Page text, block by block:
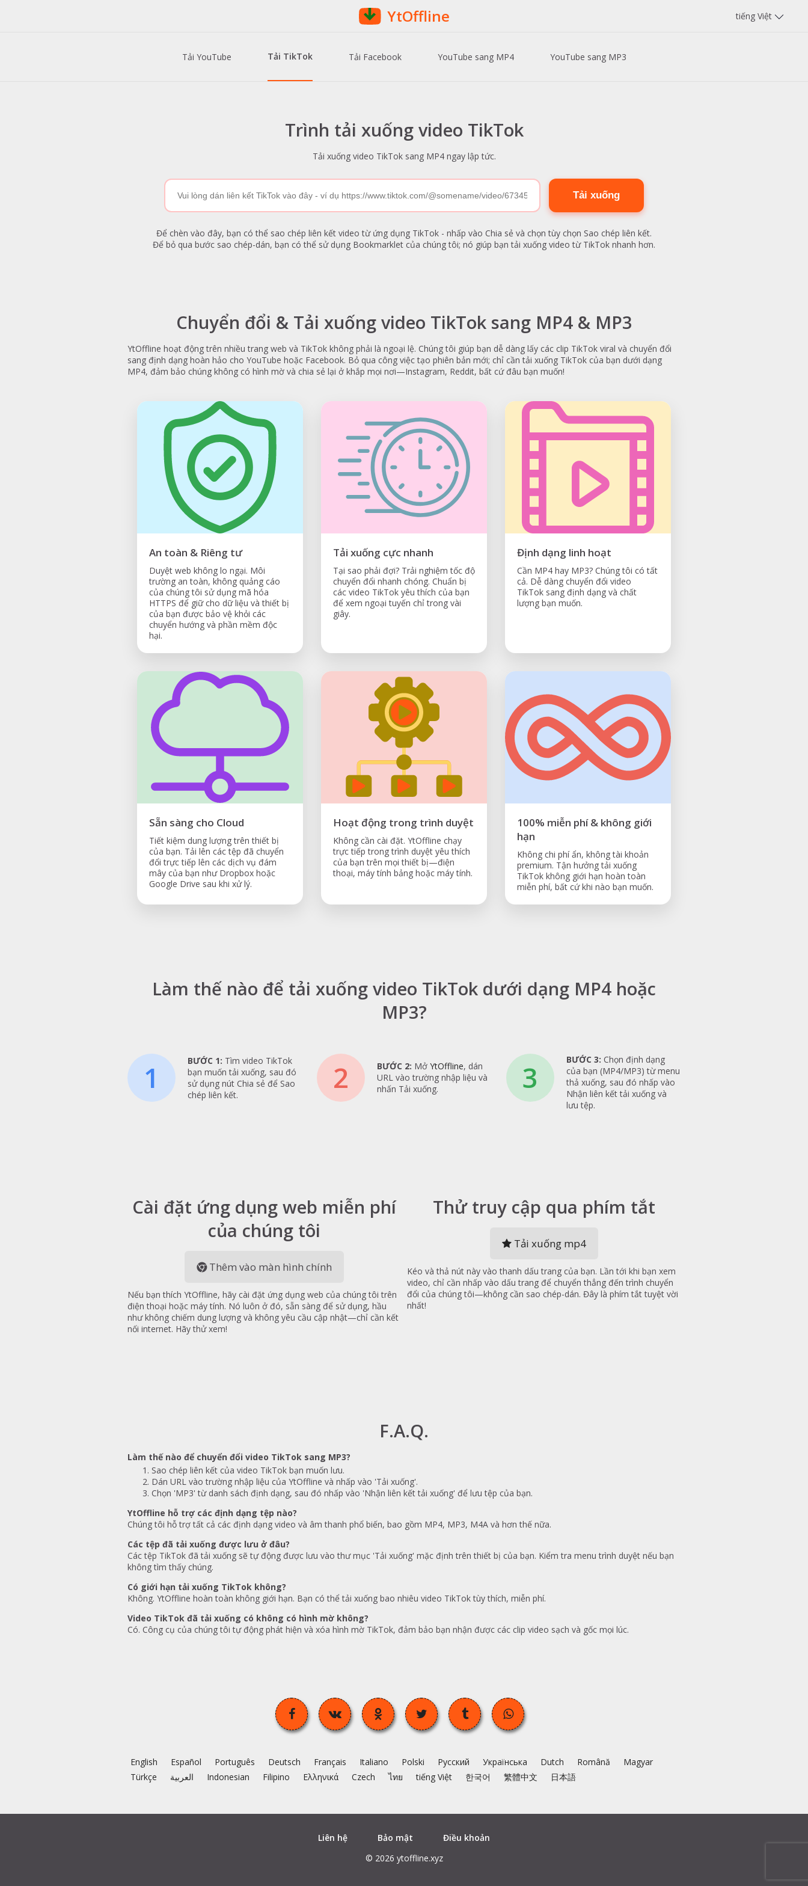
YtOffline tiếng Việt
Tải YouTube Tải TikTok Tải Facebook YouTube sang MP4 YouTube sang MP3
Trình tải xuống video TikTok
Tải xuống video TikTok sang MP4 ngay lập tức.
Tải xuống
Để chèn vào đây, bạn có thể sao chép liên kết video từ ứng dụng TikTok - nhấp vào Chia sẻ và chọn tùy chọn Sao chép liên kết.
Để bỏ qua bước sao chép-dán, bạn có thể sử dụng Bookmarklet của chúng tôi; nó giúp bạn tải xuống video từ TikTok nhanh hơn.
Chuyển đổi & Tải xuống video TikTok sang MP4 & MP3
YtOffline hoạt động trên nhiều trang web và TikTok không phải là ngoại lệ. Chúng tôi giúp bạn dễ dàng lấy các clip TikTok viral và chuyển đổi
sang định dạng hoàn hảo cho YouTube hoặc Facebook. Bỏ qua công việc tạo phiên bản mới; chỉ cần tải xuống TikTok của bạn dưới dạng
MP4, đảm bảo chúng không có hình mờ và chia sẻ lại ở khắp mọi nơi—Instagram, Reddit, bất cứ đâu bạn muốn!
An toàn & Riêng tư
Duyệt web không lo ngại. Môi
trường an toàn, không quảng cáo
của chúng tôi sử dụng mã hóa
HTTPS để giữ cho dữ liệu và thiết bị
của bạn được bảo vệ khỏi các
chuyển hướng và phần mềm độc
hại.
Tải xuống cực nhanh
Tại sao phải đợi? Trải nghiệm tốc độ
chuyển đổi nhanh chóng. Chuẩn bị
các video TikTok yêu thích của bạn
để xem ngoại tuyến chỉ trong vài
giây.
Định dạng linh hoạt
Cần MP4 hay MP3? Chúng tôi có tất
cả. Dễ dàng chuyển đổi video
TikTok sang định dạng và chất
lượng bạn muốn.
Sẵn sàng cho Cloud
Tiết kiệm dung lượng trên thiết bị
của bạn. Tải lên các tệp đã chuyển
đổi trực tiếp lên các dịch vụ đám
mây của bạn như Dropbox hoặc
Google Drive sau khi xử lý.
Hoạt động trong trình duyệt
Không cần cài đặt. YtOffline chạy
trực tiếp trong trình duyệt yêu thích
của bạn trên mọi thiết bị—điện
thoại, máy tính bảng hoặc máy tính.
100% miễn phí & không giới
hạn
Không chi phí ẩn, không tài khoản
premium. Tận hưởng tải xuống
TikTok không giới hạn hoàn toàn
miễn phí, bất cứ khi nào bạn muốn.
Làm thế nào để tải xuống video TikTok dưới dạng MP4 hoặc
MP3?
1 BƯỚC 1: Tìm video TikTok
bạn muốn tải xuống, sau đó
sử dụng nút Chia sẻ để Sao
chép liên kết.
2 BƯỚC 2: Mở YtOffline, dán
URL vào trường nhập liệu và
nhấn Tải xuống.
3 BƯỚC 3: Chọn định dạng
của bạn (MP4/MP3) từ menu
thả xuống, sau đó nhấp vào
Nhận liên kết tải xuống và
lưu tệp.
Cài đặt ứng dụng web miễn phí
của chúng tôi
Thêm vào màn hình chính
Nếu bạn thích YtOffline, hãy cài đặt ứng dụng web của chúng tôi trên
điện thoại hoặc máy tính. Nó luôn ở đó, sẵn sàng để sử dụng, hầu
như không chiếm dung lượng và không yêu cầu cập nhật—chỉ cần kết
nối internet. Hãy thử xem!
Thử truy cập qua phím tắt
Tải xuống mp4
Kéo và thả nút này vào thanh dấu trang của bạn. Lần tới khi bạn xem
video, chỉ cần nhấp vào dấu trang để chuyển thẳng đến trình chuyển
đổi của chúng tôi—không cần sao chép-dán. Đây là phím tắt tuyệt vời
nhất!
F.A.Q.
Làm thế nào để chuyển đổi video TikTok sang MP3?
Sao chép liên kết của video TikTok bạn muốn lưu.
Dán URL vào trường nhập liệu của YtOffline và nhấp vào 'Tải xuống'.
Chọn 'MP3' từ danh sách định dạng, sau đó nhấp vào 'Nhận liên kết tải xuống' để lưu tệp của bạn.
YtOffline hỗ trợ các định dạng tệp nào?
Chúng tôi hỗ trợ tất cả các định dạng video và âm thanh phổ biến, bao gồm MP4, MP3, M4A và hơn thế nữa.
Các tệp đã tải xuống được lưu ở đâu?
Các tệp TikTok đã tải xuống sẽ tự động được lưu vào thư mục 'Tải xuống' mặc định trên thiết bị của bạn. Kiểm tra menu trình duyệt nếu bạn
không tìm thấy chúng.
Có giới hạn tải xuống TikTok không?
Không. YtOffline hoàn toàn không giới hạn. Bạn có thể tải xuống bao nhiêu video TikTok tùy thích, miễn phí.
Video TikTok đã tải xuống có không có hình mờ không?
Có. Công cụ của chúng tôi tự động phát hiện và xóa hình mờ TikTok, đảm bảo bạn nhận được các clip video sạch và gốc mọi lúc.
English Español Português Deutsch Français Italiano Polski Русский Українська Dutch Română
Magyar
Türkçe
العربية Indonesian Filipino Ελληνικά Czech ไทย tiếng Việt 한국어 繁體中文 日本語
Liên hệ Bảo mật
Điều khoản
© 2026 ytoffline.xyz